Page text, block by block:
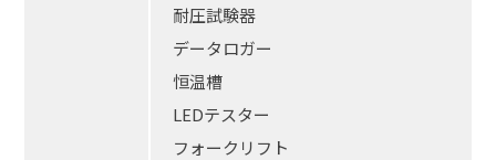
耐圧試験器
データロガー
恒温槽
LEDテスター
フォークリフト